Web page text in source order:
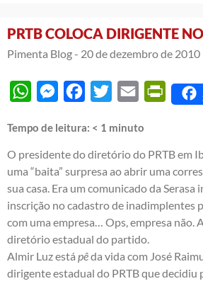
PRTB COLOCA DIRIGENTE
Pimenta Blog - 20 de dezembro de 2010
WhatsAppMessengerFacebook
Twitter Email
Tempo de leitura: < 1 minuto
O presidente do diretório do PRTB em
uma “baita” surpresa ao abrir uma
sua casa. Era um comunicado da
inscrição no cadastro de inadimplentes
com uma empresa… Ops, empresa não.
diretório estadual do partido.
Almir Luz está pêda vida com José
dirigente estadual do PRTB que decidiu